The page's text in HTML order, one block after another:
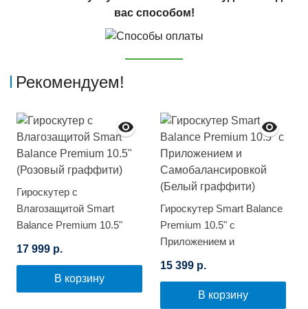
вас способом!
Рекомендуем!
Гироскутер с
Влагозащитой Smart
Balance Premium 10.5"
(Розовый граффити)
17 999 р.
В корзину
Гироскутер Smart Balance
Premium 10.5" с
Приложением и
Самобалансировкой
(Белый граффити)
15 399 р.
В корзину